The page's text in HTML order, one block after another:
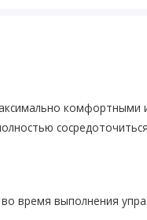
время выполнения